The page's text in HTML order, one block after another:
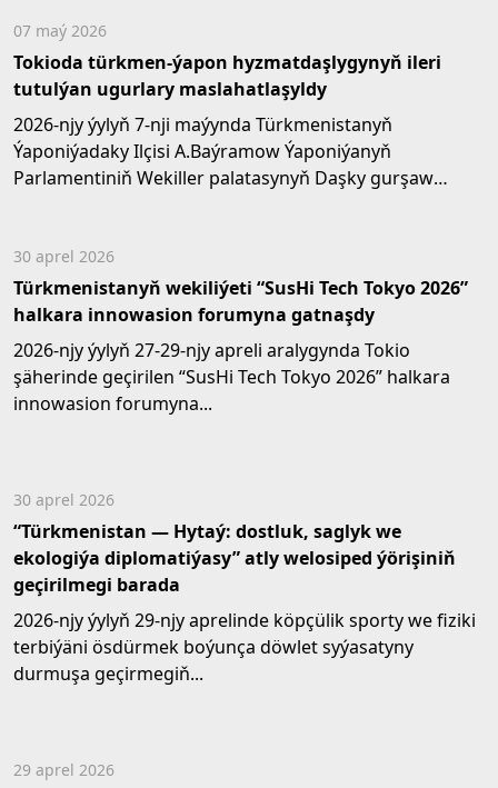
07 maý 2026
Tokioda türkmen-ýapon hyzmatdaşlygynyň ileri
tutulýan ugurlary maslahatlaşyldy
2026-njy ýylyň 7-nji maýynda Türkmenistanyň
Ýaponiýadaky Ilçisi A.Baýramow Ýaponiýanyň
Parlamentiniň Wekiller palatasynyň Daşky gurşaw
30 aprel 2026
Türkmenistanyň wekiliýeti “SusHi Tech Tokyo 2026”
halkara innowasion forumyna gatnaşdy
2026-njy ýylyň 27-29-njy apreli aralygynda Tokio
şäherinde geçirilen “SusHi Tech Tokyo 2026” halkara
innowasion forumyna...
30 aprel 2026
“Türkmenistan — Hytaý: dostluk, saglyk we
ekologiýa diplomatiýasy” atly welosiped ýörişiniň
geçirilmegi barada
2026-njy ýylyň 29-njy aprelinde köpçülik sporty we fiziki
terbiýäni ösdürmek boýunça döwlet syýasatyny
durmuşa geçirmegiň...
29 aprel 2026